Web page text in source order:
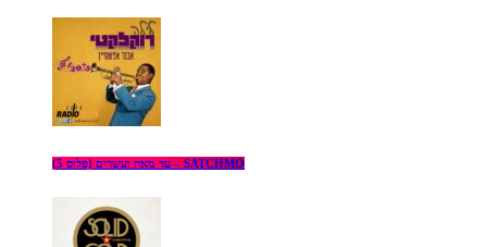
עד מאה ועשרים (פלוס 5) – SATCHMO